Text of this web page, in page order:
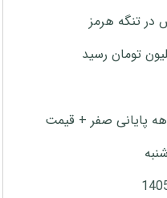
تنگه هرمز
پایانی صفر + قیمت